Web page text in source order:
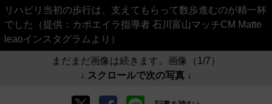
リハビリ当初の歩行は、支えてもらって数歩進むのが精一杯
でした（提供：カポエイラ指導者 石川富山マッチCM Matte
leaoインスタグラムより）
まだまだ画像は続きます。画像（1/7）
↓ スクロールで次の写真 ↓